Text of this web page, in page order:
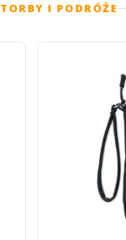
TORBY I PODRÓŻE